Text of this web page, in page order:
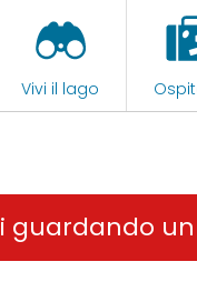
Vivi il lago
guardando